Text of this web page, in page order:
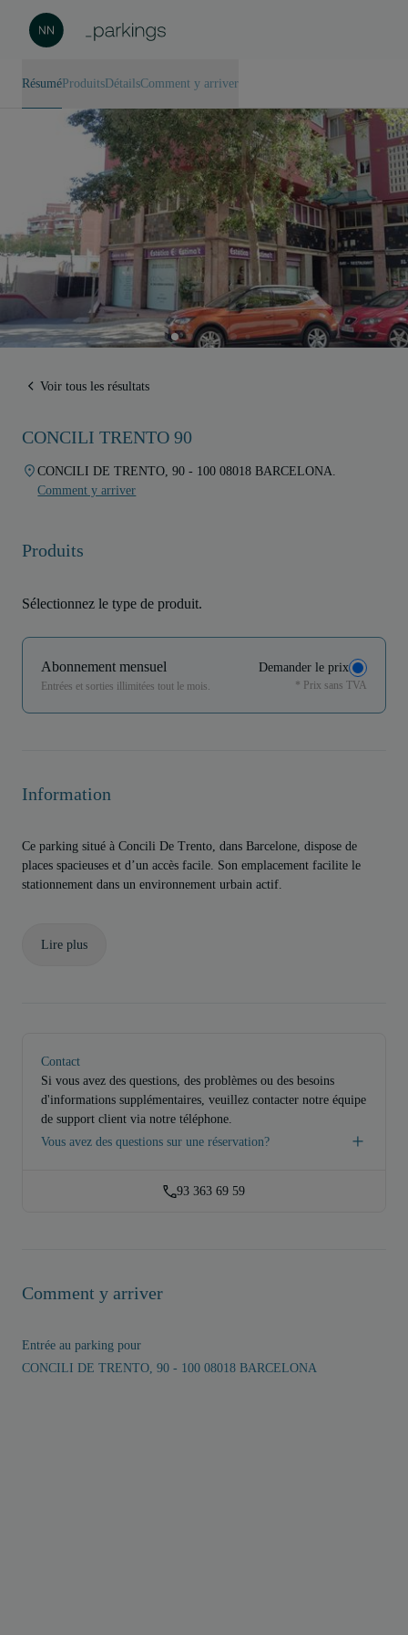
Résumé Produits DétailsComment y arriver
Voir tous les résultats
CONCILI TRENTO 90
CONCILI DE TRENTO, 90 - 100 08018 BARCELONA.
Comment y arriver
Produits
Sélectionnez le type de produit.
Abonnement mensuel
Entrées et sorties illimitées tout le mois.
Demander le prix
* Prix sans TVA
Information
Ce parking situé à Concili De Trento, dans Barcelone, dispose de
places spacieuses et d’un accès facile. Son emplacement facilite le
stationnement dans un environnement urbain actif.
Lire plus
Contact
Si vous avez des questions, des problèmes ou des besoins
d'informations supplémentaires, veuillez contacter notre équipe
de support client via notre téléphone.
Vous avez des questions sur une réservation?
93 363 69 59
Comment y arriver
Entrée au parking pour
CONCILI DE TRENTO, 90 - 100 08018 BARCELONA